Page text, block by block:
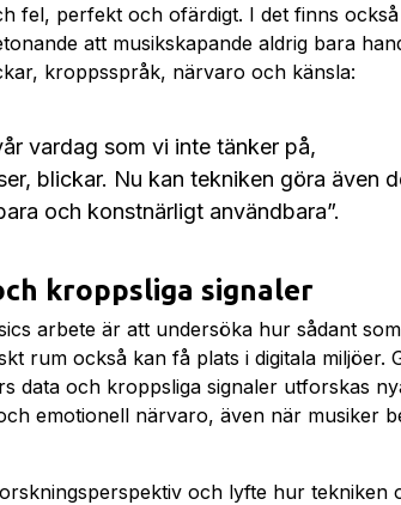
fel, perfekt och ofärdigt. I det finns
att musikskapande aldrig bara
kroppsspråk, närvaro och känsla:
vardag som vi inte tänker på,
blickar. Nu kan tekniken göra även
och konstnärligt användbara”.
kroppsliga signaler
arbete är att undersöka hur sådant
rum också kan få plats i digitala miljöer.
data och kroppsliga signaler utforskas
emotionell närvaro, även när musiker
och lyfte hur tekniken